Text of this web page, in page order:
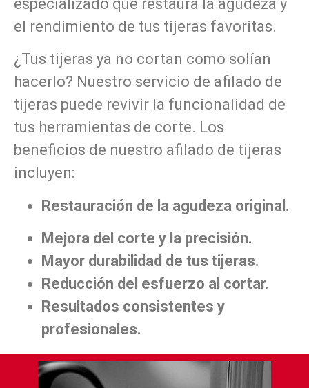
especializado que restaura la agudeza y
el rendimiento de tus tijeras favoritas.
¿Tus tijeras ya no cortan como solían
hacerlo? Nuestro servicio de afilado de
tijeras puede revivir la funcionalidad de
tus herramientas de corte. Los
beneficios de nuestro afilado de tijeras
incluyen:
Restauración de la agudeza original.
Mejora del corte y la precisión.
Mayor durabilidad de tus tijeras.
Reducción del esfuerzo al cortar.
Resultados consistentes y
profesionales.